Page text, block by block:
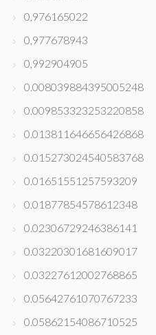
0,976165022
0,977678943
0,992904905
0.008039884395005248
0.009853323253220858
0.013811646656426868
0.015273024540583768
0.01651551257593209
0.01877854578612348
0.02306729246386141
0.03220301681609017
0.03227612002768865
0.05642761070767233
0.05862154086710525